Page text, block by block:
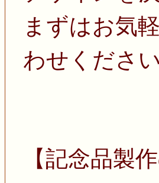
まずはお気
わせください
【記念品製